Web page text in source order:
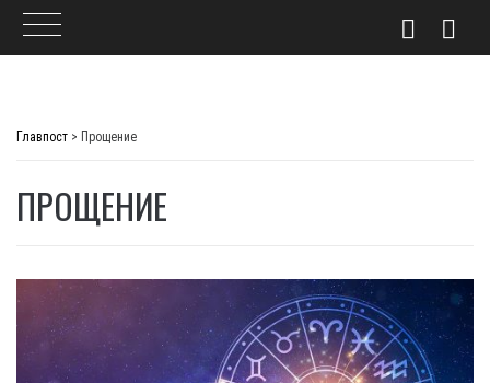
Главпост > Прощение
ПРОЩЕНИЕ